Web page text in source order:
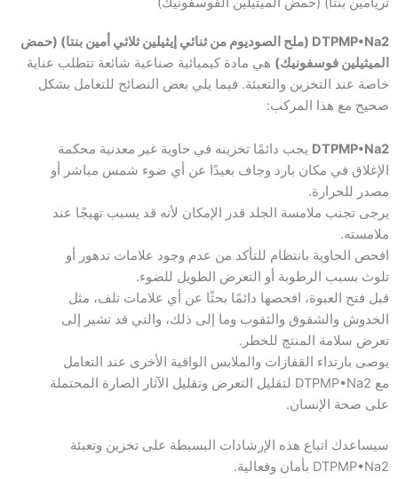
DTPMP•Na2 (ملح الصوديوم من ثنائي إيثيلين ثلاثي أمين بنتا) (حمض
الميثيلين فوسفونيك) هي مادة كيميائية صناعية شائعة تتطلب عناية
خاصة عند التخزين والتعبئة. فيما يلي بعض النصائح للتعامل بشكل
صحيح مع هذا المركب:
DTPMP•Na2 يجب دائمًا تخزينه في حاوية غير معدنية محكمة
الإغلاق في مكان بارد وجاف بعيدًا عن أي ضوء شمس مباشر أو
مصدر للحرارة.
يرجى تجنب ملامسة الجلد قدر الإمكان لأنه قد يسبب تهيجًا عند
ملامسته.
افحص الحاوية بانتظام للتأكد من عدم وجود علامات تدهور أو
تلوث بسبب الرطوبة أو التعرض الطويل للضوء.
قبل فتح العبوة، افحصها دائمًا بحثًا عن أي علامات تلف، مثل
الخدوش والشقوق والثقوب وما إلى ذلك، والتي قد تشير إلى
تعرض سلامة المنتج للخطر.
يوصى بارتداء القفازات والملابس الواقية الأخرى عند التعامل
مع DTPMP•Na2 لتقليل التعرض وتقليل الآثار الضارة المحتملة
على صحة الإنسان.
سيساعدك اتباع هذه الإرشادات البسيطة على تخزين وتعبئة
DTPMP•Na2 بأمان وفعالية.